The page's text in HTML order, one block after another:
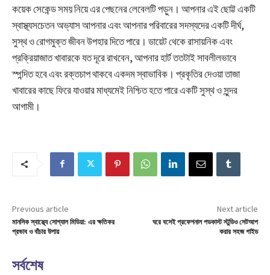
কয়েক সেকেন্ড সময় নিয়ে এর পেছনের লেবেলটি পড়ুন। আপনার এই ছোট্ট একটি
স্বাস্থ্যসচেতন অভ্যাস আপনার এবং আপনার পরিবারের সদস্যদের একটি দীর্ঘ,
সুস্থ ও রোগমুক্ত জীবন উপহার দিতে পারে। ডায়েট থেকে রাসায়নিক এবং
প্রক্রিয়াজাত খাবারকে যত দূরে রাখবেন, আপনার হার্ট ততটাই সাবলীলভাবে
স্পন্দিত হবে এবং রক্তচাপ থাকবে একদম স্বাভাবিক। প্রকৃতির দেওয়া তাজা
খাবারের কাছে ফিরে যাওয়ার মাধ্যমেই নিশ্চিত হতে পারে একটি সুস্থ ও সুন্দর
আগামী।
Previous article
মানসিক স্বাস্থ্যে সোশ্যাল মিডিয়া: এর ক্ষতিকর
প্রভাব ও বাঁচার উপায়
Next article
ঘরে বসেই প্রফেশনাল পডকাস্ট স্টুডিও সেটআপ
করার সহজ গাইড
সর্বশেষ